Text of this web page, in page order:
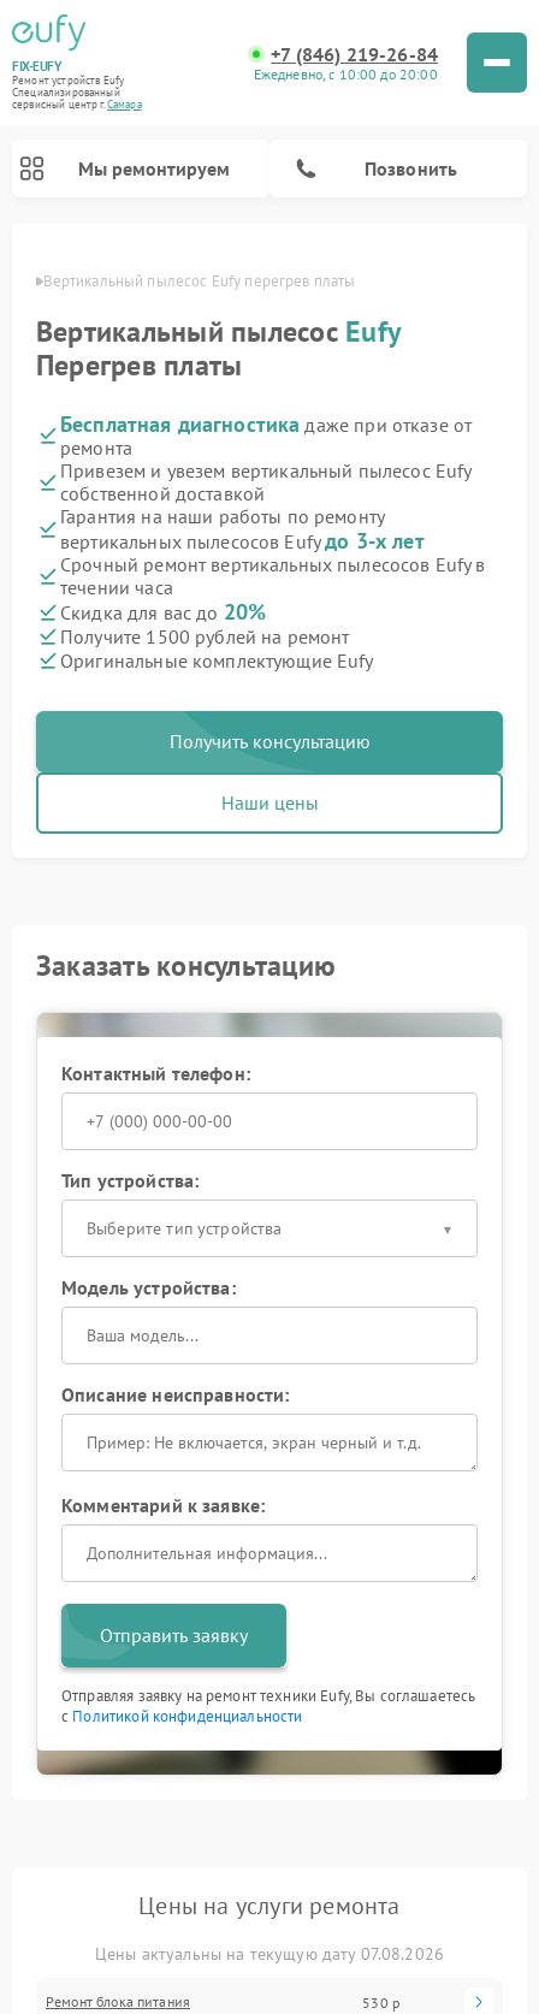
FIX-EUFY
Ремонт устройств Eufy
Специализированный
cервисный центр г.Самара
+7 (846) 219-26-84
Ежедневно, с 10:00 до 20:00
Мы ремонтируем Позвонить
Вертикальный пылесос Eufy перегрев платы
Вертикальный пылесос Eufy
Перегрев платы
Бесплатная диагностика даже при отказе от
ремонта
Привезем и увезем вертикальный пылесос Eufy
собственной доставкой
Гарантия на наши работы по ремонту
вертикальных пылесосов Eufyдо 3-х лет
Срочный ремонт вертикальных пылесосов Eufy в
течении часа
Скидка для вас до 20%
Получите 1500 рублей на ремонт
Оригинальные комплектующие Eufy
Получить консультацию
Наши цены
Заказать консультацию
Контактный телефон:
Тип устройства:
Выберите тип устройства
Модель устройства:
Описание неисправности:
Комментарий к заявке:
Отправить заявку
Отправляя заявку на ремонт техники Eufy, Вы соглашаетесь
с Политикой конфиденциальности
Цены на услуги ремонта
Цены актуальны на текущую дату 07.08.2026
Ремонт блока питания 530 р